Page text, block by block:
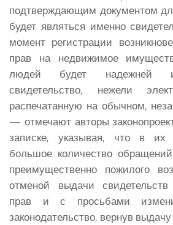
подтверждающим документом
будет являться именно
момент регистрации
прав на недвижимое
людей будет надежней
свидетельство, нежели
распечатанную на обычном,
— отмечают авторы
записке, указывая, что в их
большое количество
преимущественно пожилого
отменой выдачи свидетельств
прав и с просьбами
законодательство, вернув